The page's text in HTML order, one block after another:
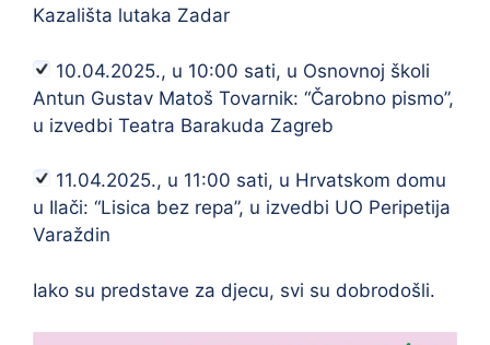
Kazališta lutaka Zadar
10.04.2025., u 10:00 sati, u Osnovnoj školi
Antun Gustav Matoš Tovarnik: “Čarobno pismo”,
u izvedbi Teatra Barakuda Zagreb
11.04.2025., u 11:00 sati, u Hrvatskom domu
u Ilači: “Lisica bez repa”, u izvedbi UO Peripetija
Varaždin
Iako su predstave za djecu, svi su dobrodošli.